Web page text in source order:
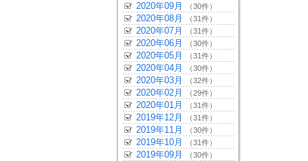
2020年09月 （30件）
2020年08月 （31件）
2020年07月 （31件）
2020年06月 （30件）
2020年05月 （31件）
2020年04月 （30件）
2020年03月 （32件）
2020年02月 （29件）
2020年01月 （31件）
2019年12月 （31件）
2019年11月 （30件）
2019年10月 （31件）
2019年09月 （30件）